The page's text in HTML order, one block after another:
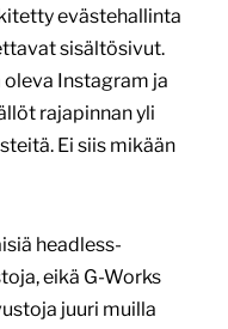
evästehallinta
sisältösivut.
Instagram ja
rajapinnan yli
Ei siis mikään
headless-
eikä G-Works
juuri muilla